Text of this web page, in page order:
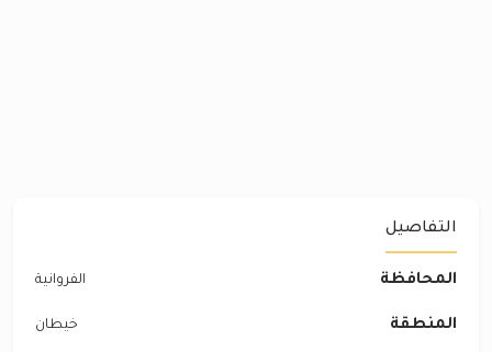
التفاصيل
المحافظة الفروانية
المنطقة خيطان